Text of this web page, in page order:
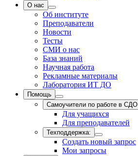
О нас
Об институте
Преподаватели
Новости
Тесты
СМИ о нас
База знаний
Научная работа
Рекламные материалы
Лаборатория ИТ ДО
Помощь
Самоучители по работе в СДО
Для учащихся
Для преподавателей
Техподдержка:
Создать новый запрос
Мои запросы